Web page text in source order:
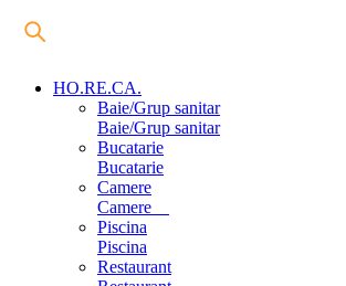
HO.RE.CA.
Baie/Grup sanitar
Baie/Grup sanitar
Bucatarie
Bucatarie
Camere
Camere
Piscina
Piscina
Restaurant